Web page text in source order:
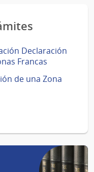
Declaración
Francas
de una Zona